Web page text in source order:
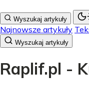
Wyszukaj artykuły
Najnowsze artykuły
Wyszukaj artykuły
Raplif.pl -